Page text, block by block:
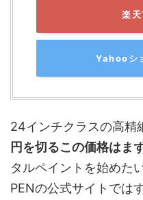
楽
Yahooシ
24インチクラスの高精
円を切るこの価格はま
タルペイントを始めた
PENの公式サイトでは